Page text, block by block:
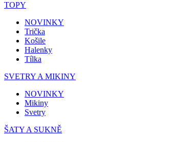
TOPY
NOVINKY
Trička
Košile
Halenky
Tílka
SVETRY A MIKINY
NOVINKY
Mikiny
Svetry
ŠATY A SUKNĚ